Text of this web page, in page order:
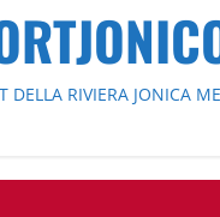
DELLA RIVIERA JONICA